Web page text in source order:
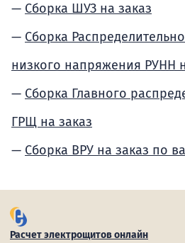
Сборка ШУЗ на заказ
Сборка
низкого напряжения РУНН
Сборка Главного
ГРЩ на заказ
Сборка ВРУ на заказ по
Расчет электрощитов онлайн